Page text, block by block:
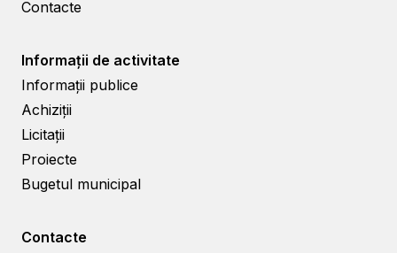
Contacte
Informații de activitate
Informații publice
Achiziții
Licitații
Proiecte
Bugetul municipal
Contacte